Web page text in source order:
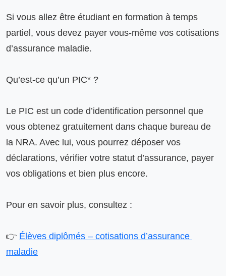
Si vous allez être étudiant en formation à temps
partiel, vous devez payer vous-même vos cotisations
d’assurance maladie.
Qu’est-ce qu’un PIC* ?
Le PIC est un code d’identification personnel que
vous obtenez gratuitement dans chaque bureau de
la NRA. Avec lui, vous pourrez déposer vos
déclarations, vérifier votre statut d’assurance, payer
vos obligations et bien plus encore.
Pour en savoir plus, consultez :
👉 Élèves diplômés – cotisations d’assurance
maladie